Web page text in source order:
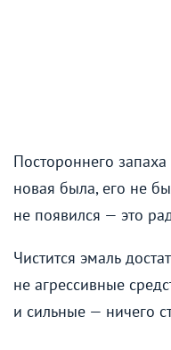
Постороннего
новая была, его не
не появился — это
Чистится эмаль
не агрессивные
и сильные — ничего